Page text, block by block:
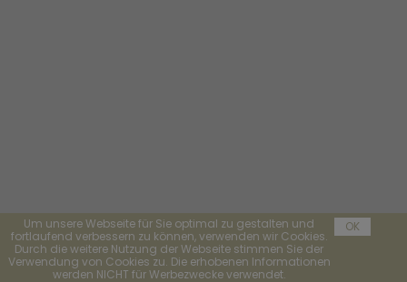
Um unsere Webseite für Sie optimal zu gestalten und
fortlaufend verbessern zu können, verwenden wir Cookies.
Durch die weitere Nutzung der Webseite stimmen Sie der
Verwendung von Cookies zu. Die erhobenen Informationen
werden NICHT für Werbezwecke verwendet.
OK